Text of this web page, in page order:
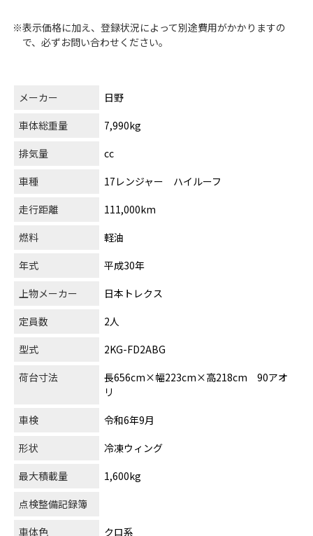
※表示価格に加え、登録状況によって別途費用がかかりますの
で、必ずお問い合わせください。
メーカー
日野
車体総重量
7,990kg
排気量
cc
車種
17レンジャー ハイルーフ
走行距離
111,000km
燃料
軽油
年式
平成30年
上物メーカー
日本トレクス
定員数
2人
型式
2KG-FD2ABG
荷台寸法
長656cm×幅223cm×高218cm 90アオ
リ
車検
令和6年9月
形状
冷凍ウィング
最大積載量
1,600kg
点検整備記録簿
車体色
クロ系